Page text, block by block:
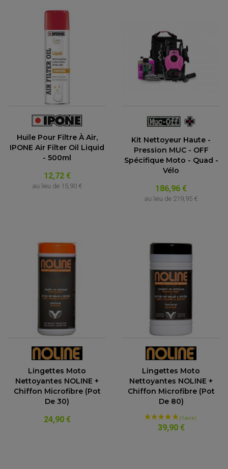
Huile Pour Filtre À Air,
IPONE Air Filter Oil Liquid
- 500ml
12,72 €
au lieu de 15,90 €
Kit Nettoyeur Haute -
Pression MUC - OFF
Spécifique Moto - Quad -
Vélo
186,96 €
au lieu de 219,95 €
Lingettes Moto
Nettoyantes NOLINE +
Chiffon Microfibre (pot
De 30)
24,90 €
Lingettes Moto
Nettoyantes NOLINE +
Chiffon Microfibre (pot
De 80)
39,90 €